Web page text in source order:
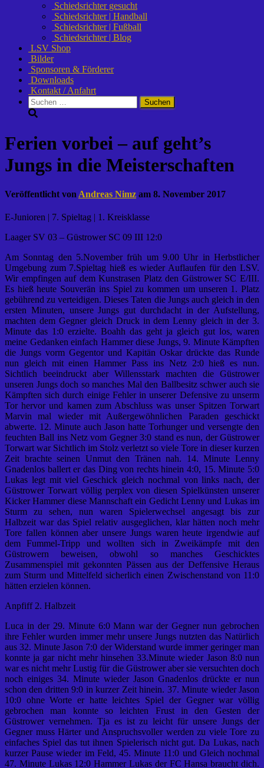
Schiedsrichter gesucht
Schiedsrichter | Handball
Schiedsrichter | Fußball
Schiedsrichter | Blog
LSV Shop
Bilder
Sponsoren & Förderer
Downloads
Kontakt / Anfahrt
Suchen
nach:
Ferien vorbei – auf geht’s
Jungs in die Meisterschaften
Veröffentlicht von Andreas Nimz am 8. November 2017
E-Junioren | 7. Spieltag | 1. Kreisklasse
Laager SV 03 – Güstrower SC 09 III 12:0
Am Sonntag den 5.November früh um 9.00 Uhr in Herbstlicher
Umgebung zum 7.Spieltag hieß es wieder Auflaufen für den LSV.
Wir empfingen auf dem Kunstrasen Platz den Güstrower SC E/III.
Es hieß heute Souverän ins Spiel zu kommen um unseren 1. Platz
gebührend zu verteidigen. Dieses Taten die Jungs auch gleich in den
ersten Minuten, unsere Jungs gut durchdacht in der Aufstellung,
machten dem Gegner gleich Druck in dem Lenny gleich in der 3.
Minute das 1:0 erzielte. Boahh das geht ja gleich gut los, waren
meine Gedanken einfach Hammer diese Jungs, 9. Minute Kämpften
die Jungs vorm Gegentor und Kapitän Oskar drückte das Runde
nun gleich mit einen Hammer Pass ins Netz 2:0 hieß es nun.
Sichtlich beeindruckt aber Willensstark machten die Güstrower
unseren Jungs doch so manches Mal den Ballbesitz schwer auch sie
Kämpften sich durch einige Fehler in unserer Defensive zu unserm
Tor hervor und kamen zum Abschluss was unser Spitzen Torwart
Marvin mal wieder mit Außergewöhnlichen Paraden geschickt
abwerte. 12. Minute auch Jason hatte Torhunger und versengte den
feuchten Ball ins Netz vom Gegner 3:0 stand es nun, der Güstrower
Torwart war Sichtlich im Stolz verletzt so viele Tore in dieser kurzen
Zeit brachte seinen Unmut den Tränen nah. 14. Minute Lenny
Gnadenlos ballert er das Ding von rechts hinein 4:0, 15. Minute 5:0
Lukas legt mit viel Geschick gleich nochmal von links nach, der
Güstrower Torwart völlig perplex von diesen Spielkünsten unserer
Kicker Hammer diese Mannschaft ein Gedicht Lenny und Lukas im
Sturm zu sehen, nun waren Spielerwechsel angesagt bis zur
Halbzeit war das Spiel relativ ausgeglichen, klar hätten noch mehr
Tore fallen können aber unsere Jungs waren heute irgendwie auf
dem Fummel-Tripp und wollten sich in Zweikämpfe mit den
Güstrowern beweisen, obwohl so manches Geschicktes
Zusammenspiel mit gekonnten Pässen aus der Deffensive Heraus
zum Sturm und Mittelfeld sicherlich einen Zwischenstand von 11:0
hätten erzielen können.
Anpfiff 2. Halbzeit
Luca in der 29. Minute 6:0 Mann war der Gegner nun gebrochen
ihre Fehler wurden immer mehr unsere Jungs nutzten das Natürlich
aus 32. Minute Jason 7:0 der Widerstand wurde immer geringer man
konnte ja gar nicht mehr hinsehen 33.Minute wieder Jason 8:0 nun
war es nicht mehr Lustig für die Güstrower aber sie versuchten doch
noch einiges 34. Minute wieder Jason Gnadenlos drückte er nun
schon den dritten 9:0 in kurzer Zeit hinein. 37. Minute wieder Jason
10:0 ohne Worte er hatte leichtes Spiel der Gegner war völlig
gebrochen man konnte so leichten Frust in den Gesten der
Güstrower vernehmen. Tja es ist zu leicht für unsere Jungs der
Gegner muss Härter und Anspruchsvoller werden zu viele Tore zu
einfaches Spiel das tut ihnen Spielerisch nicht gut. Da Lukas, nach
kurzer Pause wieder im Feld, 45. Minute 11:0 und Gleich nochmal
47. Minute Lukas 12:0 Hammer Lukas der FC Hansa braucht dich.